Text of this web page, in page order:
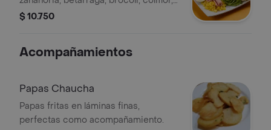
huevo duro, fondo de alcachofa y
$ 10.750
Acompañamientos
Papas Chaucha
Papas fritas en láminas finas,
perfectas como acompañamiento.